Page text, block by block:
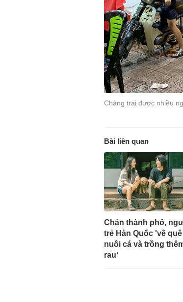
Chàng trai được nhiều
Bài liên quan
Chán thành phố,
trẻ Hàn Quốc 'về quê
nuôi cá và trồng
rau'